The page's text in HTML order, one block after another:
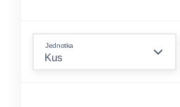
Jednotka